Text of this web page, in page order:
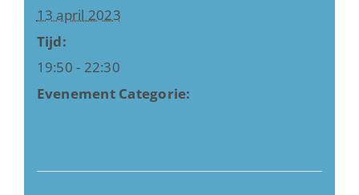
13 april 2023
Tijd:
19:50 - 22:30
Evenement Categorie: